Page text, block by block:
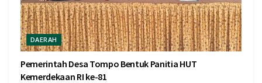
DAERAH
Pemerintah Desa Tompo Bentuk Panitia HUT
Kemerdekaan RI ke-81